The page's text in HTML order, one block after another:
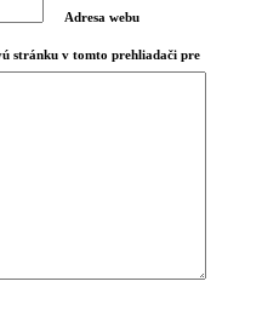
Adresa webu
stránku v tomto prehliadači pre